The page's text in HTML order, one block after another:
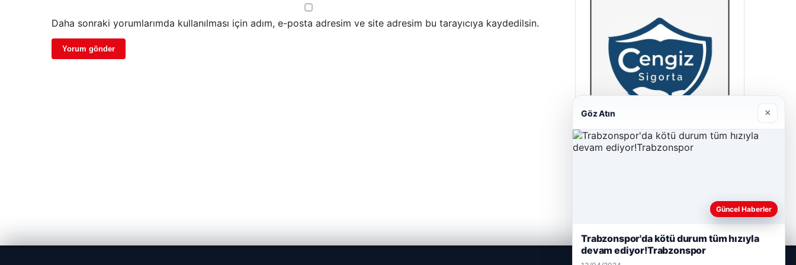
Daha sonraki yorumlarımda kullanılması için adım, e-posta adresim ve site adresim bu tarayıcıya kaydedilsin.
Cengiz Sigorta
Göz Atın ×
Güncel Haberler
Trabzonspor'da kötü durum tüm hızıyla
devam ediyor!Trabzonspor